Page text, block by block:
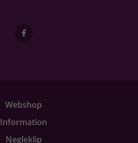
Webshop
Information
Negleklip